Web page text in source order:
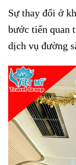
Sự thay đổi ở
bước tiến quan
dịch vụ đường